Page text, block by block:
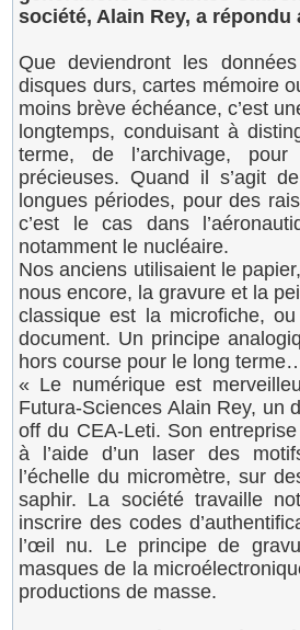
société, Alain Rey, a
Que deviendront les
disques durs, cartes mémoire
moins brève échéance, c’est
longtemps, conduisant à
terme, de l’archivage,
précieuses. Quand il s’agit
longues périodes, pour des
c’est le cas dans
notamment le nucléaire.
Nos anciens utilisaient le
nous encore, la gravure et la
classique est la microfiche,
document. Un principe
hors course pour le long
« Le numérique est
Futura-Sciences Alain Rey, un
off du CEA-Leti. Son
à l’aide d’un laser des
l’échelle du micromètre, sur
saphir. La société travaille
inscrire des codes
l’œil nu. Le principe de
masques de la
productions de masse.